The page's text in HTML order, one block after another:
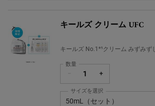
キールズ クリーム UFC
キールズ No.1*¹クリーム みずみず
数量
+
キールズ クリーム UFC の サイズ
50mL（セット）
サイズを選択